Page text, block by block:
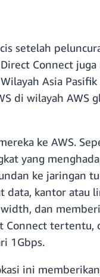
setelah
Connect
Asia Pasifik
di wilayah AWS
ke AWS.
yang
ke jaringan
data, kantor atau
dan
Connect tertentu,
1Gbps.
ini